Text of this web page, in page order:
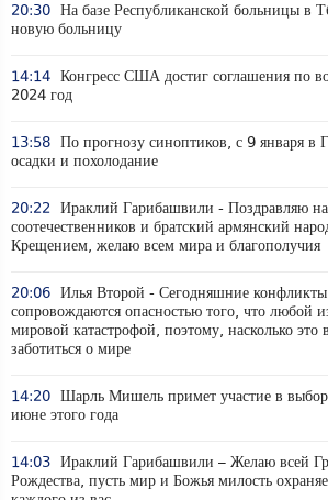
20:30 На базе Республиканской больницы в
новую больницу
14:14 Конгресс США достиг соглашения по
2024 год
13:58 По прогнозу синоптиков, с 9 января в
осадки и похолодание
20:22
Ираклий Гарибашвили - Поздравляю
соотечественников и братский армянский
Крещением, желаю всем мира и благополучия
20:06 Илья Второй - Сегодняшние
сопровождаются опасностью того, что любой
мировой катастрофой, поэтому, насколько
заботиться о мире
14:20 Шарль Мишель примет участие в
июне этого года
14:03 Ираклий Гарибашвили – Желаю всей
Рождества, пусть мир и Божья милость